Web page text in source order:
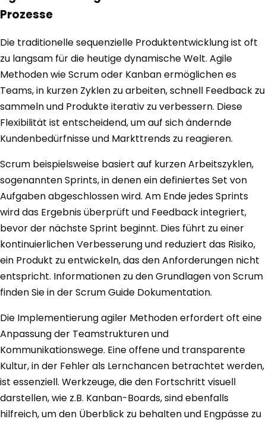
Prozesse
Die traditionelle sequenzielle Produktentwicklung ist oft
zu langsam für die heutige dynamische Welt. Agile
Methoden wie Scrum oder Kanban ermöglichen es
Teams, in kurzen Zyklen zu arbeiten, schnell Feedback zu
sammeln und Produkte iterativ zu verbessern. Diese
Flexibilität ist entscheidend, um auf sich ändernde
Kundenbedürfnisse und Markttrends zu reagieren.
Scrum beispielsweise basiert auf kurzen Arbeitszyklen,
sogenannten Sprints, in denen ein definiertes Set von
Aufgaben abgeschlossen wird. Am Ende jedes Sprints
wird das Ergebnis überprüft und Feedback integriert,
bevor der nächste Sprint beginnt. Dies führt zu einer
kontinuierlichen Verbesserung und reduziert das Risiko,
ein Produkt zu entwickeln, das den Anforderungen nicht
entspricht. Informationen zu den Grundlagen von Scrum
finden Sie in der Scrum Guide Dokumentation.
Die Implementierung agiler Methoden erfordert oft eine
Anpassung der Teamstrukturen und
Kommunikationswege. Eine offene und transparente
Kultur, in der Fehler als Lernchancen betrachtet werden,
ist essenziell. Werkzeuge, die den Fortschritt visuell
darstellen, wie z.B. Kanban-Boards, sind ebenfalls
hilfreich, um den Überblick zu behalten und Engpässe zu